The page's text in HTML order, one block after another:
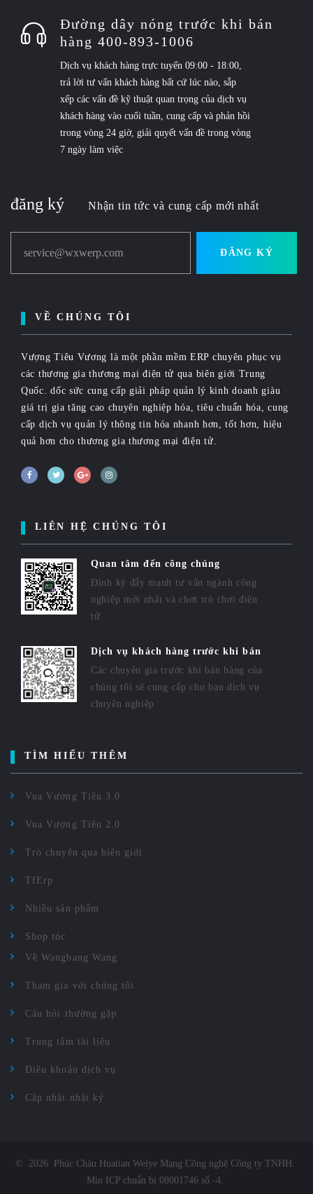
Đường dây nóng trước khi bán
hàng 400-893-1006
Dịch vụ khách hàng trực tuyến 09:00 - 18:00,
trả lời tư vấn khách hàng bất cứ lúc nào, sắp
xếp các vấn đề kỹ thuật quan trọng của dịch vụ
khách hàng vào cuối tuần, cung cấp và phản hồi
trong vòng 24 giờ, giải quyết vấn đề trong vòng
7 ngày làm việc
đăng ký Nhận tin tức và cung cấp mới nhất
service@wxwerp.com ĐĂNG KÝ
VỀ CHÚNG TÔI
Vượng Tiêu Vương là một phần mềm ERP chuyên phục vụ
các thương gia thương mại điện tử qua biên giới Trung
Quốc. dốc sức cung cấp giải pháp quản lý kinh doanh giàu
giá trị gia tăng cao chuyên nghiệp hóa, tiêu chuẩn hóa, cung
cấp dịch vụ quản lý thông tin hóa nhanh hơn, tốt hơn, hiệu
quả hơn cho thương gia thương mại điện tử.
LIÊN HỆ CHÚNG TÔI
Quan tâm đến công chúng
Định kỳ đẩy mạnh tư vấn ngành công
nghiệp mới nhất và chơi trò chơi điện
tử
Dịch vụ khách hàng trước khi bán
Các chuyên gia trước khi bán hàng của
chúng tôi sẽ cung cấp cho bạn dịch vụ
chuyên nghiệp
TÌM HIỂU THÊM
Vua Vượng Tiêu 3.0
Vua Vượng Tiêu 2.0
Trò chuyện qua biên giới
TfErp
Nhiều sản phẩm
Shop tóc
Về Wangbang Wang
Tham gia với chúng tôi
Câu hỏi thường gặp
Trung tâm tài liệu
Điều khoản dịch vụ
Cập nhật nhật ký
© 2026 Phúc Châu Huatian Weiye Mạng Công nghệ Công ty TNHH .
Min ICP chuẩn bị 08001746 số -4.